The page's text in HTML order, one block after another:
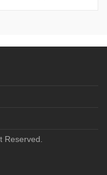
Reserved.